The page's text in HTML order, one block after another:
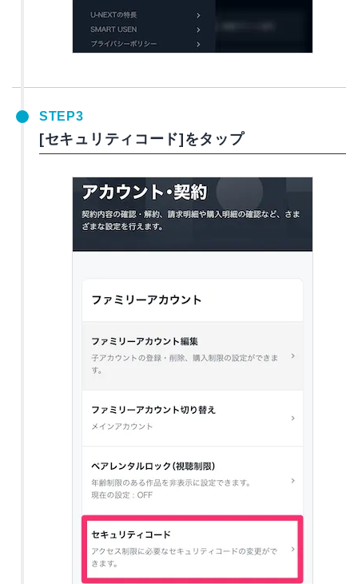
STEP3
[セキュリティコード]をタップ